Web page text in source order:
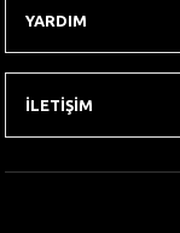
YARDIM
İLETİŞİM